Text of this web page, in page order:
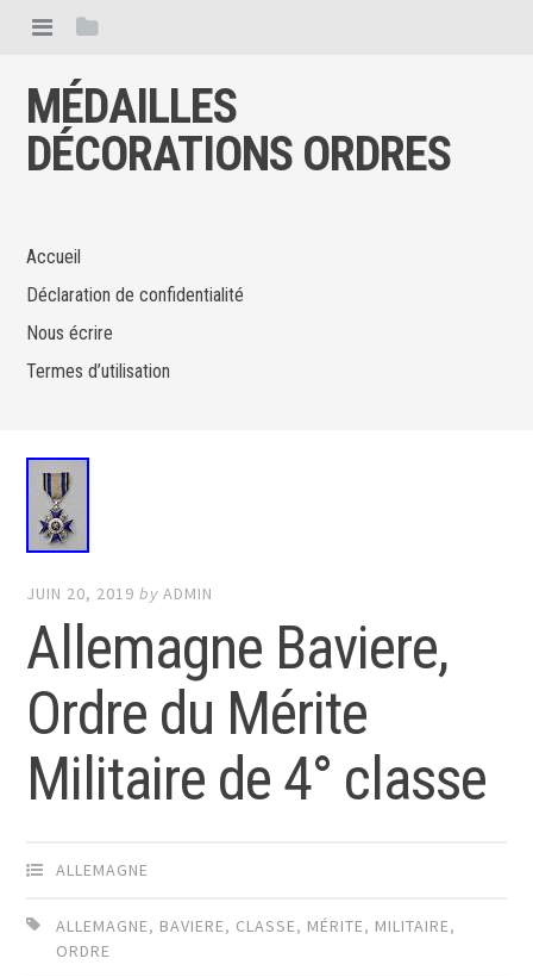
MÉDAILLES
DÉCORATIONS ORDRES
Accueil
Déclaration de confidentialité
Nous écrire
Termes d’utilisation
JUIN 20, 2019 byADMIN
Allemagne Baviere,
Ordre du Mérite
Militaire de 4° classe
ALLEMAGNE
ALLEMAGNE, BAVIERE, CLASSE, MÉRITE, MILITAIRE,
ORDRE